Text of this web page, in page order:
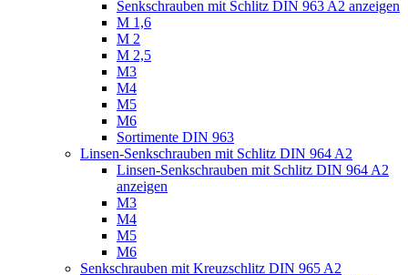
Senkschrauben mit Schlitz DIN 963 A2 anzeigen
M 1,6
M 2
M 2,5
M3
M4
M5
M6
Sortimente DIN 963
Linsen-Senkschrauben mit Schlitz DIN 964 A2
Linsen-Senkschrauben mit Schlitz DIN 964 A2
anzeigen
M3
M4
M5
M6
Senkschrauben mit Kreuzschlitz DIN 965 A2